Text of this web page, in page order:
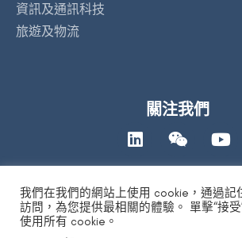
資訊及通訊科技
旅遊及物流
關注我們
聯絡我們
我們在我們的網站上使用 cookie，通過記
訪問，為您提供最相關的體驗。 單擊“接
使用所有 cookie。